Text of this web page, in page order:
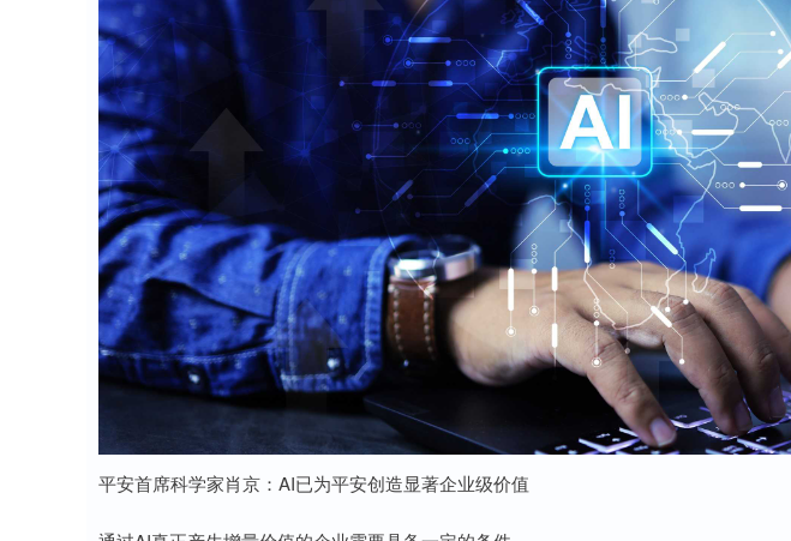
平安首席科学家肖京：AI已为平安创造显著企业级价值